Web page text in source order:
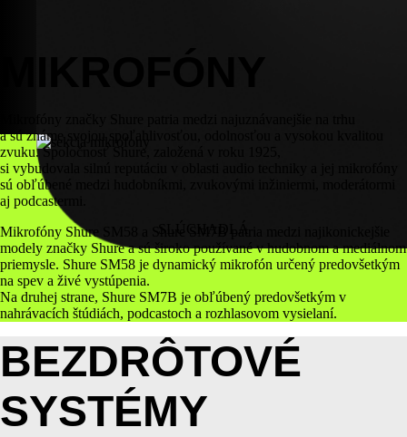
a sú známe svojou spoľahlivosťou, odolnosťou a vysokou kvalitou
zvuku. Spoločnosť Shure, založená v roku 1925,
si vybudovala silnú reputáciu v oblasti audio techniky a jej mikrofóny
sú obľúbené medzi hudobníkmi, zvukovými inžiniermi, moderátormi
aj podcastermi.
Mikrofóny Shure SM58 a Shure SM7B patria medzi najikonickejšie
modely značky Shure a sú široko používané v hudobnom a mediálnom
priemysle. Shure SM58 je dynamický mikrofón určený predovšetkým
na spev a živé vystúpenia.
Na druhej strane, Shure SM7B je obľúbený predovšetkým v
nahrávacích štúdiách, podcastoch a rozhlasovom vysielaní.
BEZDRÔTOVÉ
SYSTÉMY